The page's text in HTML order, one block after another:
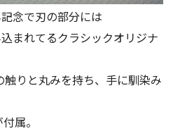
念で刃の部分には
込まれてるクラシックオリジナ
りと丸みを持ち、手に馴染み
属。